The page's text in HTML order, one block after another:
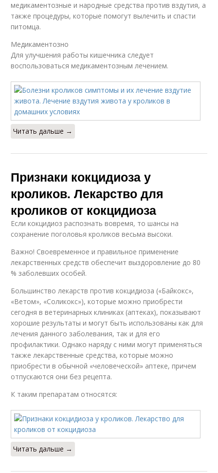
медикаментозные и народные средства против вздутия, а
также процедуры, которые помогут вылечить и спасти
питомца.
Медикаментозно
Для улучшения работы кишечника следует
воспользоваться медикаментозным лечением.
Читать дальше →
Признаки кокцидиоза у
кроликов. Лекарство для
кроликов от кокцидиоза
Если кокцидиоз распознать вовремя, то шансы на
сохранение поголовья кроликов весьма высоки.
Важно! Своевременное и правильное применение
лекарственных средств обеспечит выздоровление до 80
% заболевших особей.
Большинство лекарств против кокцидиоза («Байкокс»,
«Ветом», «Соликокс»), которые можно приобрести
сегодня в ветеринарных клиниках (аптеках), показывают
хорошие результаты и могут быть использованы как для
лечения данного заболевания, так и для его
профилактики. Однако наряду с ними могут применяться
также лекарственные средства, которые можно
приобрести в обычной «человеческой» аптеке, причем
отпускаются они без рецепта.
К таким препаратам относятся:
Читать дальше →